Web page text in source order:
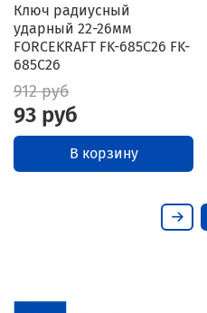
Ключ радиусный
ударный 22-26мм
FORCEKRAFT FK-685C26 FK-
685C26
912 руб
93 руб
В корзину